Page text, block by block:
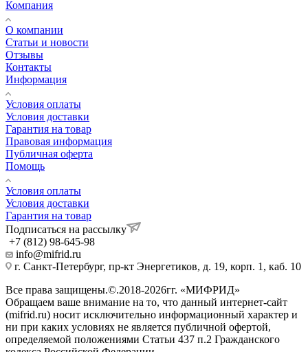
Компания
О компании
Статьи и новости
Отзывы
Контакты
Информация
Условия оплаты
Условия доставки
Гарантия на товар
Правовая информация
Публичная оферта
Помощь
Условия оплаты
Условия доставки
Гарантия на товар
Подписаться на рассылку
+7 (812) 98-645-98
info@mifrid.ru
г. Санкт-Петербург, пр-кт Энергетиков, д. 19, корп. 1, каб. 10
Все права защищены.©.2018-2026гг. «МИФРИД»
Обращаем ваше внимание на то, что данный интернет-сайт
(mifrid.ru) носит исключительно информационный характер и
ни при каких условиях не является публичной офертой,
определяемой положениями Статьи 437 п.2 Гражданского